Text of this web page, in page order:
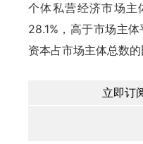
个体私营经济市场
28.1%，高于市场主
资本占市场主体总数
立即订